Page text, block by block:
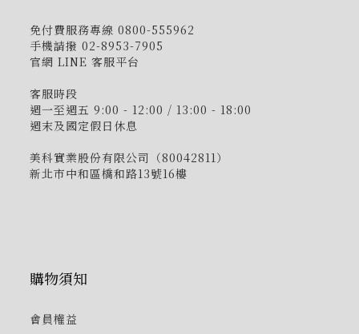
免付費服務專線 0800-555962
手機請撥 02-8953-7905
官網 LINE 客服平台
客服時段
週一至週五 9:00 - 12:00 / 13:00 - 18:00
週末及國定假日休息
美科實業股份有限公司（80042811）
新北市中和區橋和路13號16樓
購物須知
會員權益